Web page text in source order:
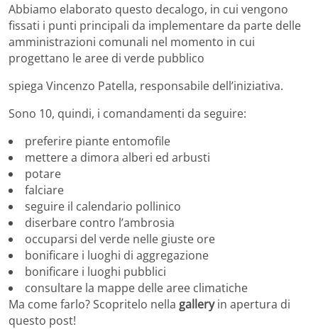
Abbiamo elaborato questo decalogo, in cui vengono
fissati i punti principali da implementare da parte delle
amministrazioni comunali nel momento in cui
progettano le aree di verde pubblico
spiega Vincenzo Patella, responsabile dell’iniziativa.
Sono 10, quindi, i comandamenti da seguire:
preferire piante entomofile
mettere a dimora alberi ed arbusti
potare
falciare
seguire il calendario pollinico
diserbare contro l’ambrosia
occuparsi del verde nelle giuste ore
bonificare i luoghi di aggregazione
bonificare i luoghi pubblici
consultare la mappe delle aree climatiche
Ma come farlo? Scopritelo nella galleryin apertura di
questo post!